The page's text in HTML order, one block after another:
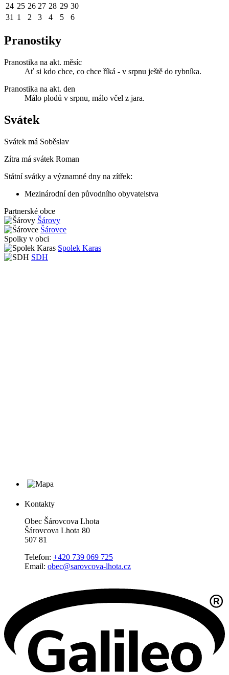
24 25 26 27 28 29 30
31 1 2 3 4 5 6
Pranostiky
Pranostika na akt. měsíc
Ať si kdo chce, co chce říká - v srpnu ještě do rybníka.
Pranostika na akt. den
Málo plodů v srpnu, málo včel z jara.
Svátek
Svátek má Soběslav
Zítra má svátek Roman
Státní svátky a významné dny na zítřek:
Mezinárodní den původního obyvatelstva
Partnerské obce
Šárovy
Šárovce
Spolky v obci
Spolek Karas
SDH
Kontakty
Obec Šárovcova Lhota
Šárovcova Lhota 80
507 81
Telefon: +420 739 069 725
Email: obec@sarovcova-lhota.cz